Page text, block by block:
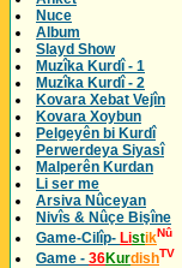
Nuce
Album
Slayd Show
Muzîka Kurdî - 1
Muzîka Kurdî - 2
Kovara Xebat Vejîn
Kovara Xoybun
Pelgeyên bi Kurdî
Perwerdeya Siyasî
Malperên Kurdan
Li ser me
Arsiva Nûceyan
Nivîs & Nûçe Bişîne
Game-Cilîp- ListikNû
Game - 36KurdishTV